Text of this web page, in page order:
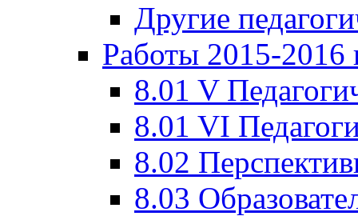
Другие
Работы 2015-2016
8.01 V
8.01 VI
8.02
8.03